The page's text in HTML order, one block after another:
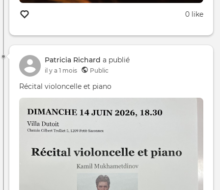
0 like
Patricia Richard a publié
il y a 1 mois Public
Récital violoncelle et piano